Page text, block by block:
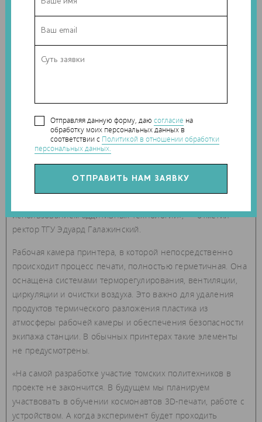
Отправляя данную форму, даюсогласие на
обработку моих персональных данных в
соответствии с Политикой в отношении обработки
персональных данных.
устройство, работающее в условиях, очень отличающихся
от земных», — говорит и.о. ректора ТПУ Дмитрий Седнев.
первого российского космического 3D-принтера позволит
использованием аддитивных технологий», — отметил
ректор ТГУ Эдуард Галажинский.
Рабочая камера принтера, в которой непосредственно
происходит процесс печати, полностью герметичная. Она
оснащена системами терморегулирования, вентиляции,
циркуляции и очистки воздуха. Это важно для удаления
продуктов термического разложения пластика из
атмосферы рабочей камеры и обеспечения безопасности
экипажа станции. В обычных принтерах такие элементы
не предусмотрены.
«На самой разработке участие томских политехников в
проекте не закончится. В будущем мы планируем
участвовать в обучении космонавтов 3D-печати, работе с
устройством. А когда эксперимент будет проходить